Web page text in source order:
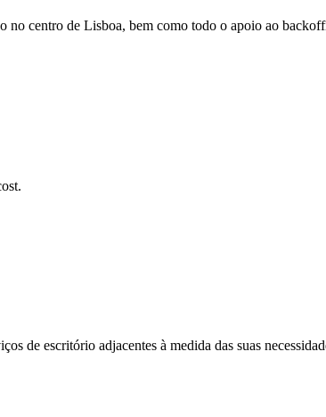
centro de Lisboa, bem como todo o apoio ao
de escritório adjacentes à medida das suas